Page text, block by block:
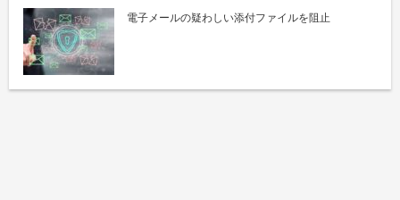
電子メールの疑わしい添付ファイルを阻止